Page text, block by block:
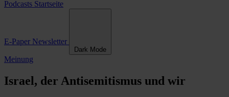
Podcasts Startseite
E-Paper Newsletter
Dark Mode
Meinung
Israel, der Antisemitismus und wir